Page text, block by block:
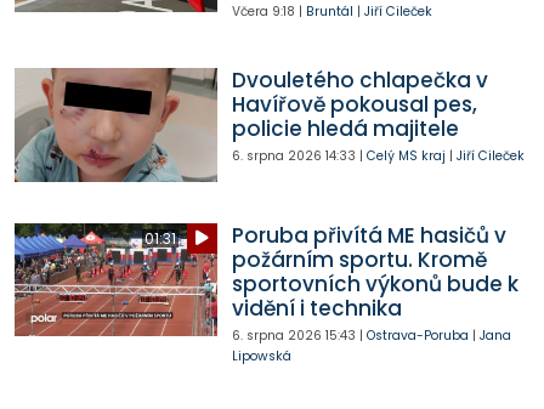
Včera 9:18 | Bruntál | Jiří Cileček
Dvouletého chlapečka v
Havířově pokousal pes,
policie hledá majitele
6. srpna 2026 14:33 | Celý MS kraj | Jiří Cileček
01:31
Poruba přivítá ME hasičů v
požárním sportu. Kromě
sportovních výkonů bude k
vidění i technika
6. srpna 2026 15:43 | Ostrava-Poruba | Jana
Lipowská